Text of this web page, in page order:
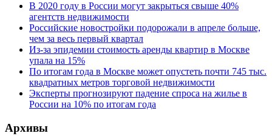
В 2020 году в России могут закрыться свыше 40%
агентств недвижимости
Российские новостройки подорожали в апреле больше,
чем за весь первый квартал
Из-за эпидемии стоимость аренды квартир в Москве
упала на 15%
По итогам года в Москве может опустеть почти 745 тыс.
квадратных метров торговой недвижимости
Эксперты прогнозируют падение спроса на жилье в
России на 10% по итогам года
Архивы